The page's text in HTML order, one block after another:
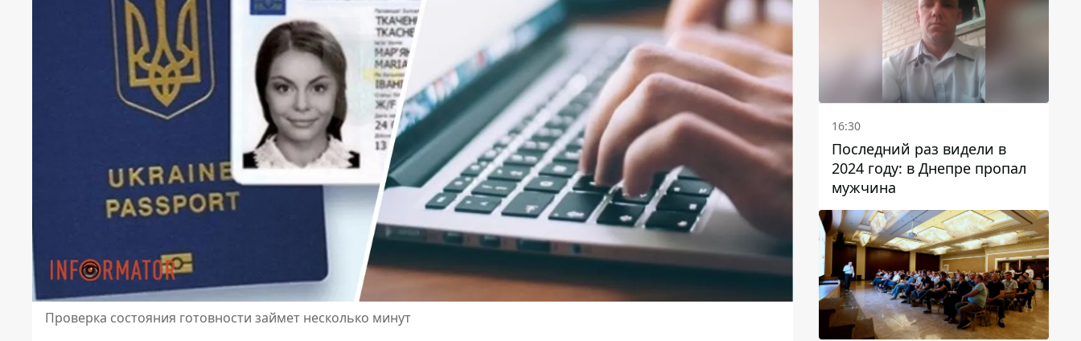
Проверка состояния готовности займет несколько минут
16:30
Последний раз видели в
2024 году: в Днепре пропал
мужчина